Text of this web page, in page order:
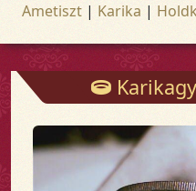
Ametiszt | Karika |
Karikagyűrű - Gyűrűk -